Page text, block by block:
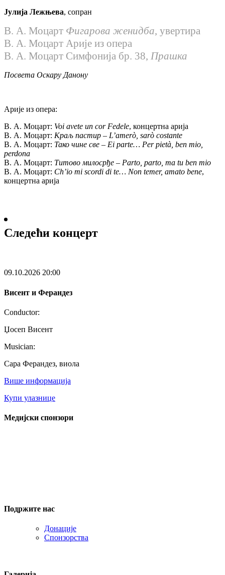
Јулија Лежњева, сопран
В. А. Моцарт Фигарова женидба, увертира
В. А. Моцарт Aрије из опера
В. А. Моцарт Симфонија бр. 38, Прашка
Посвета Оскару Данону
Арије из опера:
В. А. Моцарт: Voi avete un cor Fedele, концертна арија
В. А. Моцарт: Краљ пастир – L’amerò, sarò costante
В. А. Моцарт: Тако чине све – Ei parte… Per pietà, ben mio,
perdona
В. А. Моцарт: Титово милосрђе – Parto, parto, ma tu ben mio
В. А. Моцарт: Ch’io mi scordi di te… Non temer, amato bene,
концертна арија
Следећи концерт
09.10.2026 20:00
Висент и Ферандез
Conductor:
Џосеп Висент
Musician:
Сара Ферандез, виола
Више информација
Купи улазнице
Медијски спонзори
Подржите нас
Донације
Спонзорства